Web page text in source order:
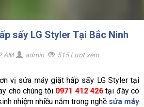
sấy LG Styler Tại Bắc Ninh
AM admin 515 Lượt xem
vị sửa máy giặt hấp sấy LG Styler tại
cho chúng tôi 0971 412 426 tại đây có
nhiệm nhiều năm trong nghề sửa máy